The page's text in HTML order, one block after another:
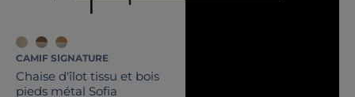
CAMIF SIGNATURE
Chaise d'îlot tissu et bois
pieds métal Sofia